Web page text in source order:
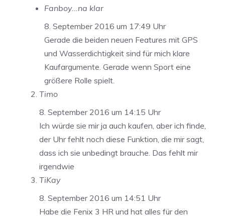
Fanboy...na klar
8. September 2016 um 17:49 Uhr
Gerade die beiden neuen Features mit GPS
und Wasserdichtigkeit sind für mich klare
Kaufargumente. Gerade wenn Sport eine
größere Rolle spielt.
Timo
8. September 2016 um 14:15 Uhr
Ich würde sie mir ja auch kaufen, aber ich finde,
der Uhr fehlt noch diese Funktion, die mir sagt,
dass ich sie unbedingt brauche. Das fehlt mir
irgendwie
TiKay
8. September 2016 um 14:51 Uhr
Habe die Fenix 3 HR und hat alles für den